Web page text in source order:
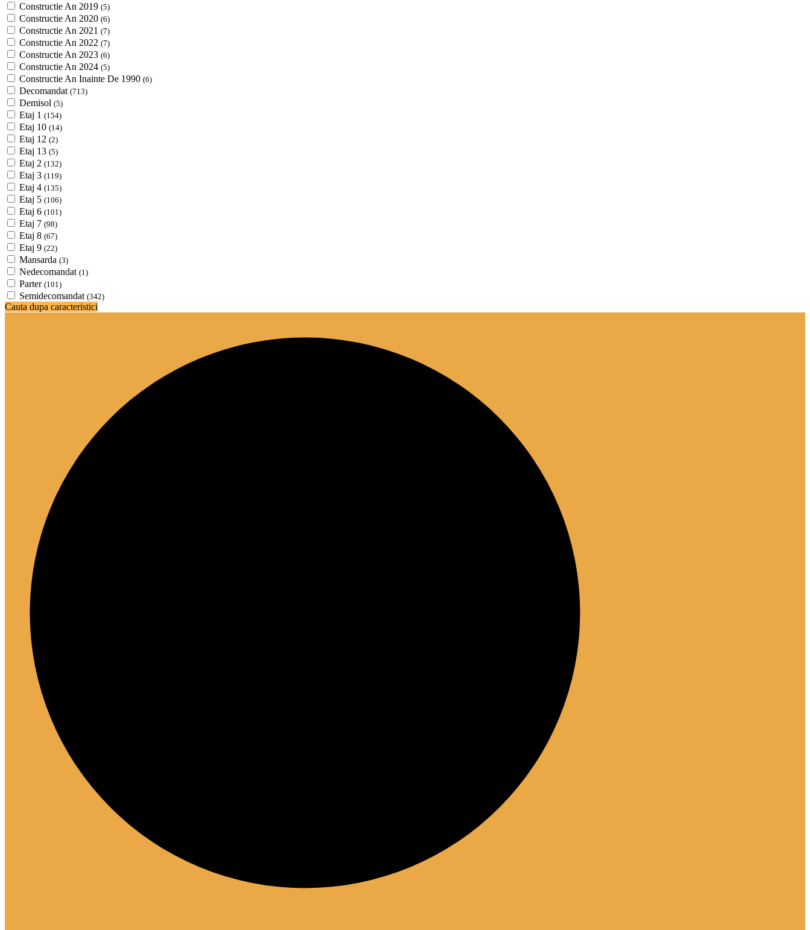
Constructie An 2019 (5)
Constructie An 2020 (6)
Constructie An 2021 (7)
Constructie An 2022 (7)
Constructie An 2023 (6)
Constructie An 2024 (5)
Constructie An Inainte De 1990 (6)
Decomandat (713)
Demisol (5)
Etaj 1 (154)
Etaj 10 (14)
Etaj 12 (2)
Etaj 13 (5)
Etaj 2 (132)
Etaj 3 (119)
Etaj 4 (135)
Etaj 5 (106)
Etaj 6 (101)
Etaj 7 (98)
Etaj 8 (67)
Etaj 9 (22)
Mansarda (3)
Nedecomandat (1)
Parter (101)
Semidecomandat (342)
Cauta dupa caracteristici